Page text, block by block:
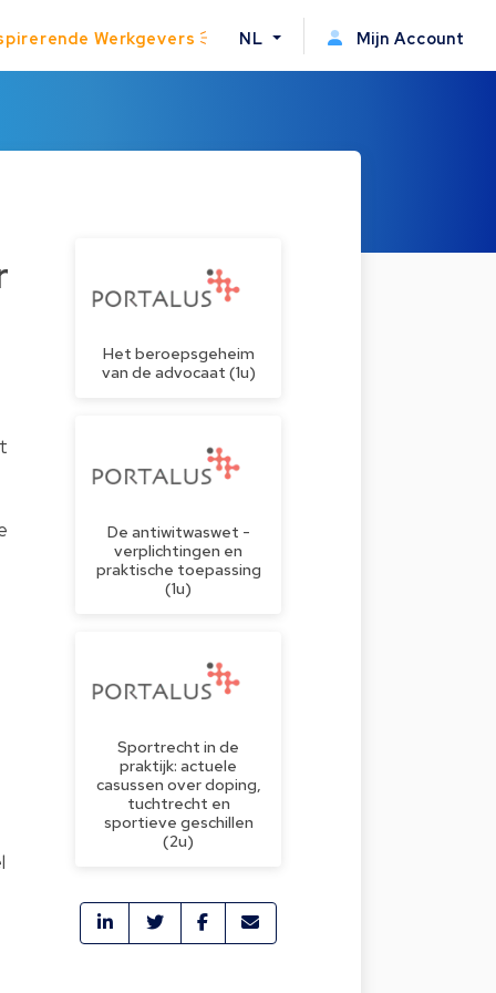
Werkgevers NL Mijn Account
Het beroepsgeheim
van de advocaat (1u)
De antiwitwaswet -
verplichtingen en
praktische toepassing
(1u)
Sportrecht in de
praktijk: actuele
casussen over doping,
tuchtrecht en
sportieve geschillen
(2u)